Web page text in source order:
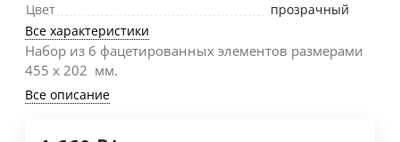
Цвет
прозрачный
Все характеристики
Набор из 6 фацетированных элементов размерами
455 х 202 мм.
Все описание